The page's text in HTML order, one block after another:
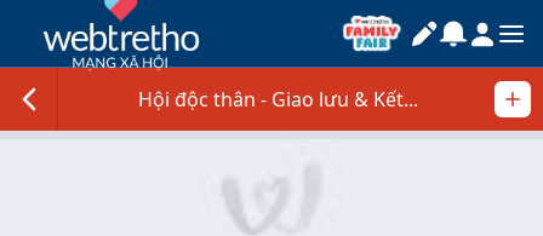
Hội độc thân - Giao lưu & Kết...